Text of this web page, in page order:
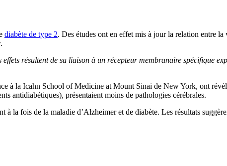
diabète de type 2. Des études ont en effet mis à jour la relation entre la
.
résultent de sa liaison à un récepteur membranaire spécifique
à la Icahn School of Medicine at Mount Sinai de New York, ont
antidiabétiques), présentaient moins de pathologies cérébrales.
la fois de la maladie d’Alzheimer et de diabète. Les résultats